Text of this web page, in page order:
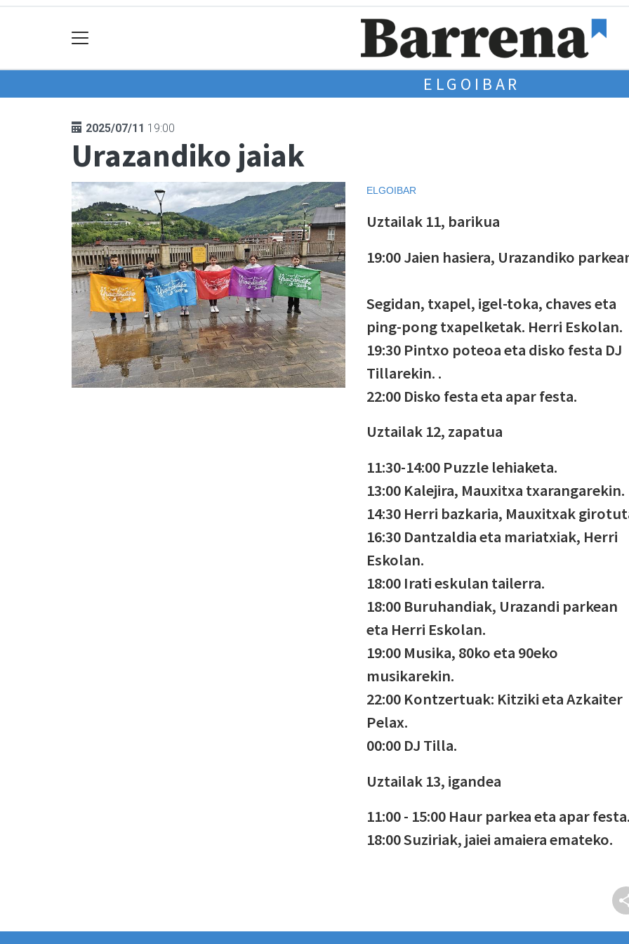
ELGOIBAR
2025/07/11 19:00
Urazandiko jaiak
ELGOIBAR
Uztailak 11, barikua
19:00 Jaien hasiera, Urazandiko
Segidan, txapel, igel-toka, chaves eta
ping-pong txapelketak. Herri Eskolan.
19:30 Pintxo poteoa eta disko festa DJ
Tillarekin. .
22:00 Disko festa eta apar festa.
Uztailak 12, zapatua
11:30-14:00 Puzzle lehiaketa.
13:00 Kalejira, Mauxitxa txarangarekin.
14:30 Herri bazkaria, Mauxitxak
16:30 Dantzaldia eta mariatxiak, Herri
Eskolan.
18:00 Irati eskulan tailerra.
18:00 Buruhandiak, Urazandi parkean
eta Herri Eskolan.
19:00 Musika, 80ko eta 90eko
musikarekin.
22:00 Kontzertuak: Kitziki eta Azkaiter
Pelax.
00:00 DJ Tilla.
Uztailak 13, igandea
11:00 - 15:00 Haur parkea eta apar
18:00 Suziriak, jaiei amaiera emateko.